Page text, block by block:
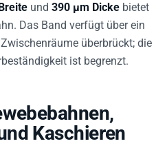
und 390 µm Dicke bietet
Das Band verfügt über ein
überbrückt; die
ist begrenzt.
Kaschieren